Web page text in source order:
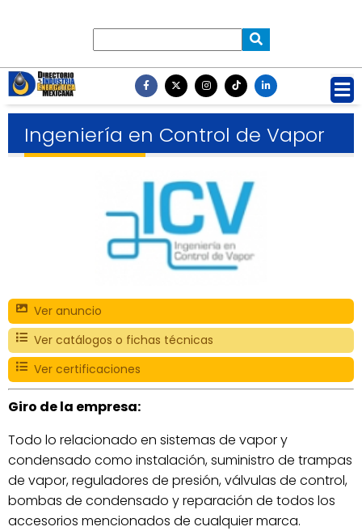
Ingeniería en Control de Vapor
Ver anuncio
Ver catálogos o fichas técnicas
Ver certificaciones
Giro de la empresa:
Todo lo relacionado en sistemas de vapor y
condensado como instalación, suministro de trampas
de vapor, reguladores de presión, válvulas de control,
bombas de condensado y reparación de todos los
accesorios mencionados de cualquier marca.